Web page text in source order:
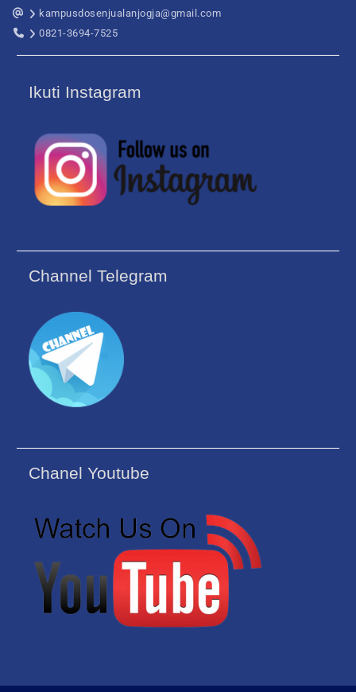
kampusdosenjualanjogja@gmail.com
0821-3694-7525
Ikuti Instagram
Channel Telegram
Chanel Youtube